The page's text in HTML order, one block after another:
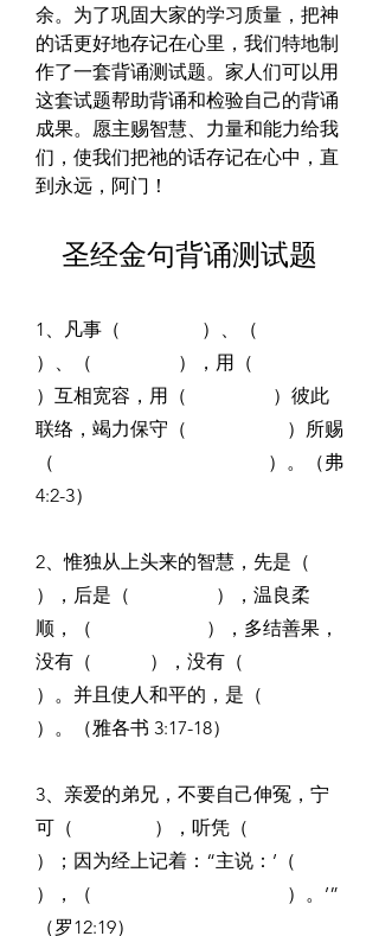
余。为了巩固大家的学习质量，把神
的话更好地存记在心里，我们特地制
作了一套背诵测试题。家人们可以用
这套试题帮助背诵和检验自己的背诵
成果。愿主赐智慧、力量和能力给我
们，使我们把祂的话存记在心中，直
到永远，阿门！
圣经金句背诵测试题
1、凡事（                 ）、（
）、（                  ），用（
）互相宽容，用（                  ）彼此
联络，竭力保守（                     ）所赐
（                                             ）。（弗
4:2-3）
2、惟独从上头来的智慧，先是（
），后是（                  ），温良柔
顺，（                        ），多结善果，
没有（            ），没有（
）。并且使人和平的，是（
）。（雅各书 3:17-18）
3、亲爱的弟兄，不要自己伸冤，宁
可（                 ），听凭（
）；因为经上记着：“主说：’（
），（                                         ）。’”
（罗12:19）